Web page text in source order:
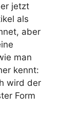
jetzt
als
aber
man
kennt:
wird der
Form